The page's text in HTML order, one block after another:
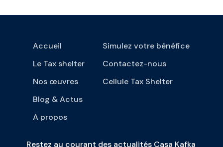
Accueil
Le Tax shelter
Nos œuvres
Blog & Actus
A propos
Simulez votre bénéfice
Contactez-nous
Cellule Tax Shelter
Restez au courant des actualités Casa Kafka